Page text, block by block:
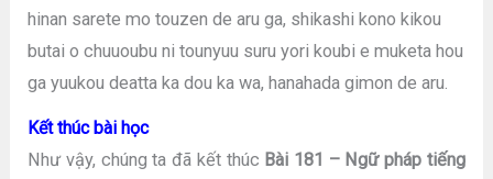
hinan sarete mo touzen de aru ga, shikashi kono kikou
butai o chuuoubu ni tounyuu suru yori koubi e muketa hou
ga yuukou deatta ka dou ka wa, hanahada gimon de aru.
Kết thúc bài học
Như vậy, chúng ta đã kết thúc Bài 181 – Ngữ pháp tiếng